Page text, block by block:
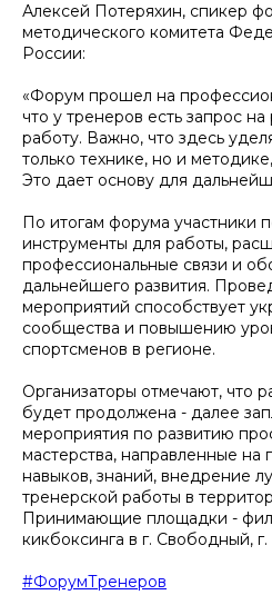
Алексей Потеряхин, спикер
методического комитета
России:
«Форум прошел на
что у тренеров есть запрос
работу. Важно, что здесь
только технике, но и
Это дает основу для
По итогам форума участники
инструменты для работы,
профессиональные связи и
дальнейшего развития.
мероприятий способствует
сообщества и повышению
спортсменов в регионе.
Организаторы отмечают, что
будет продолжена - далее
мероприятия по развитию
мастерства, направленные
навыков, знаний, внедрение
тренерской работы в
Принимающие площадки -
кикбоксинга в г. Свободный,
#ФорумТренеров